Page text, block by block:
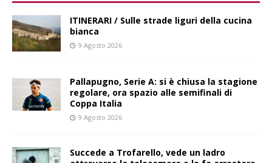
ITINERARI / Sulle strade liguri della cucina
bianca
9 Agosto 2026
Pallapugno, Serie A: si è chiusa la stagione
regolare, ora spazio alle semifinali di
Coppa Italia
9 Agosto 2026
Succede a Trofarello, vede un ladro